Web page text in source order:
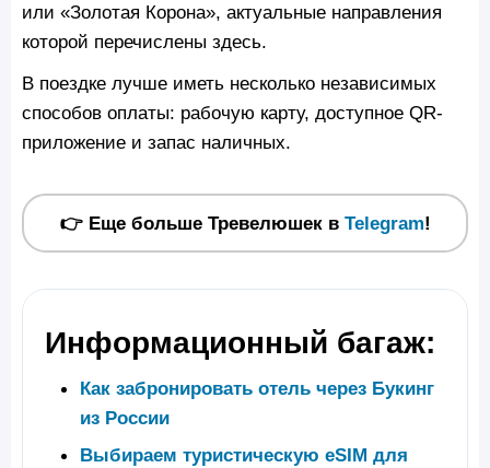
или «Золотая Корона», актуальные направления
которой перечислены здесь.
В поездке лучше иметь несколько независимых
способов оплаты: рабочую карту, доступное QR-
приложение и запас наличных.
👉 Еще больше Тревелюшек в Telegram!
Информационный багаж:
Как забронировать отель через Букинг
из России
Выбираем туристическую eSIM для